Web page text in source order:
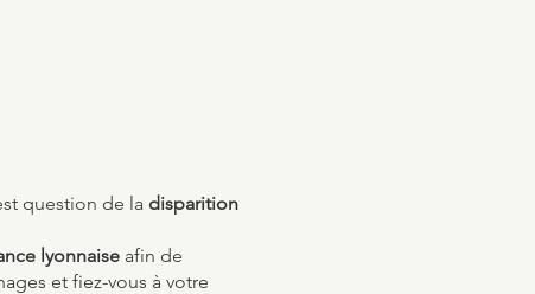
question de la disparition
lyonnaiseafin de
et fiez-vous à votre